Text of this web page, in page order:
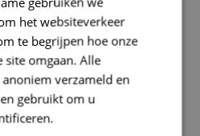
schepen gemeente-
bestaat uit
het websiteverkeer
te begrijpen hoe onze
site omgaan. Alle
verzameld en
gebruikt om u